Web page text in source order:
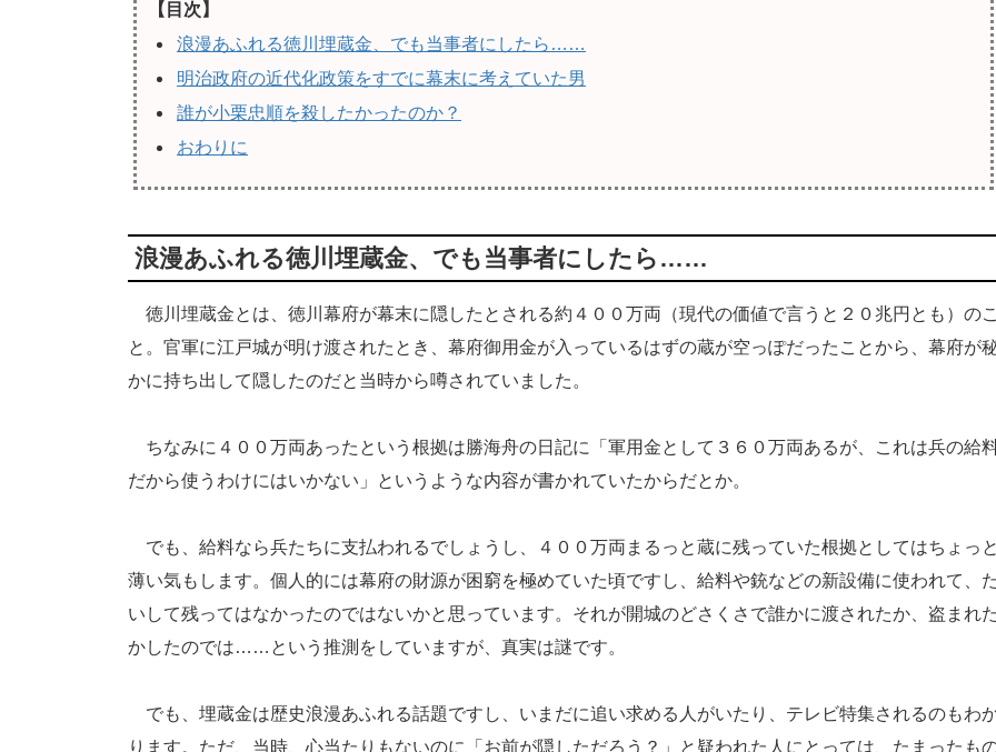
【目次】
浪漫あふれる徳川埋蔵金、でも当事者にしたら……
明治政府の近代化政策をすでに幕末に考えていた男
誰が小栗忠順を殺したかったのか？
おわりに
浪漫あふれる徳川埋蔵金、でも当事者にしたら……
徳川埋蔵金とは、徳川幕府が幕末に隠したとされる約４００万両（現代の価値で言うと２０兆円とも）のこ
と。官軍に江戸城が明け渡されたとき、幕府御用金が入っているはずの蔵が空っぽだったことから、幕府が
かに持ち出して隠したのだと当時から噂されていました。
ちなみに４００万両あったという根拠は勝海舟の日記に「軍用金として３６０万両あるが、これは兵の給
だから使うわけにはいかない」というような内容が書かれていたからだとか。
でも、給料なら兵たちに支払われるでしょうし、４００万両まるっと蔵に残っていた根拠としてはちょっと
薄い気もします。個人的には幕府の財源が困窮を極めていた頃ですし、給料や銃などの新設備に使われて、た
いして残ってはなかったのではないかと思っています。それが開城のどさくさで誰かに渡されたか、盗まれた
かしたのでは……という推測をしていますが、真実は謎です。
でも、埋蔵金は歴史浪漫あふれる話題ですし、いまだに追い求める人がいたり、テレビ特集されるのもわ
ります。ただ、当時、心当たりもないのに「お前が隠しただろう？」と疑われた人にとっては、たまったも